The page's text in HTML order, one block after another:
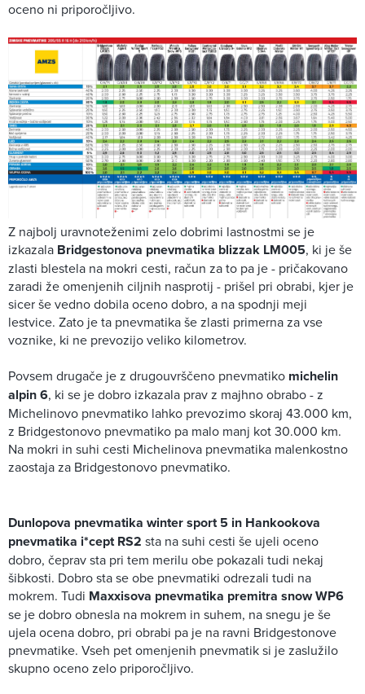
oceno ni priporočljivo.
Z najbolj uravnoteženimi zelo dobrimi lastnostmi se je
izkazala Bridgestonova pnevmatika blizzak LM005, ki je še
zlasti blestela na mokri cesti, račun za to pa je - pričakovano
zaradi že omenjenih ciljnih nasprotij - prišel pri obrabi, kjer je
sicer še vedno dobila oceno dobro, a na spodnji meji
lestvice. Zato je ta pnevmatika še zlasti primerna za vse
voznike, ki ne prevozijo veliko kilometrov.
Povsem drugače je z drugouvrščeno pnevmatiko michelin
alpin 6, ki se je dobro izkazala prav z majhno obrabo - z
Michelinovo pnevmatiko lahko prevozimo skoraj 43.000 km,
z Bridgestonovo pnevmatiko pa malo manj kot 30.000 km.
Na mokri in suhi cesti Michelinova pnevmatika malenkostno
zaostaja za Bridgestonovo pnevmatiko.
Dunlopova pnevmatika winter sport 5 in Hankookova
pnevmatika i*cept RS2 sta na suhi cesti še ujeli oceno
dobro, čeprav sta pri tem merilu obe pokazali tudi nekaj
šibkosti. Dobro sta se obe pnevmatiki odrezali tudi na
mokrem. Tudi Maxxisova pnevmatika premitra snow WP6
se je dobro obnesla na mokrem in suhem, na snegu je še
ujela ocena dobro, pri obrabi pa je na ravni Bridgestonove
pnevmatike. Vseh pet omenjenih pnevmatik si je zaslužilo
skupno oceno zelo priporočljivo.